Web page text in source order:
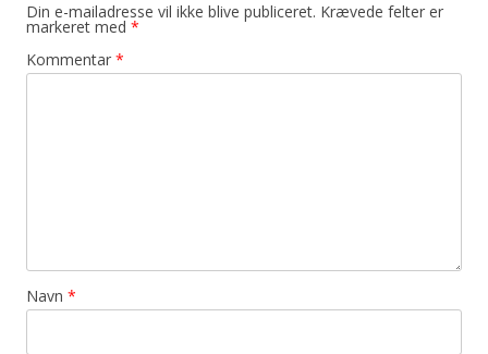
Din e-mailadresse vil ikke blive publiceret. Krævede felter er
markeret med *
Kommentar *
Navn *